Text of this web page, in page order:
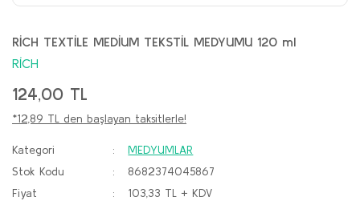
RİCH TEXTİLE MEDİUM TEKSTİL MEDYUMU 120 ml
RİCH
124,00 TL
*12,89 TL den başlayan taksitlerle!
Kategori
MEDYUMLAR
Stok Kodu
8682374045867
Fiyat
103,33 TL + KDV